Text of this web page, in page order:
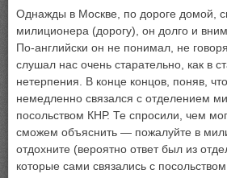
Однажды в Москве, по дороге домой,
милиционера (дорогу), он долго и
По-английски он не понимал, не
слушал нас очень старательно, как в
нетерпения. В конце концов, поняв,
немедленно связался с отделением
посольством КНР. Те спросили, чем
сможем объяснить — пожалуйте в
отдохните (вероятно ответ был из
которые сами связались с